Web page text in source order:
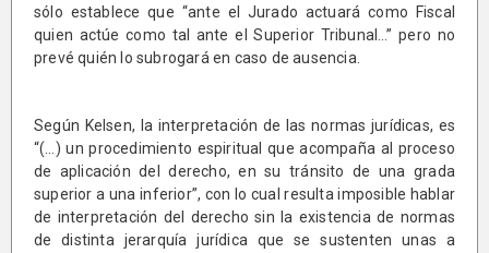
sólo establece que “ante el Jurado actuará como Fiscal
quien actúe como tal ante el Superior Tribunal…” pero no
prevé quién lo subrogará en caso de ausencia.
Según Kelsen, la interpretación de las normas jurídicas, es
“(…) un procedimiento espiritual que acompaña al proceso
de aplicación del derecho, en su tránsito de una grada
superior a una inferior”, con lo cual resulta imposible hablar
de interpretación del derecho sin la existencia de normas
de distinta jerarquía jurídica que se sustenten unas a